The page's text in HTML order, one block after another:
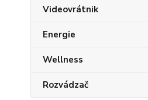
Videovrátnik
Energie
Wellness
Rozvádzač